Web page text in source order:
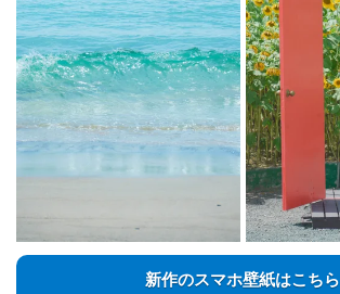
新作のスマホ壁紙はこちら